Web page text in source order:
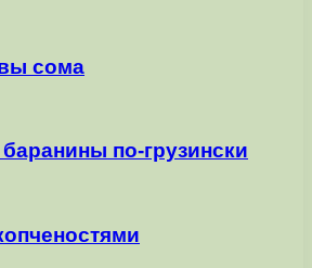
сома
по-грузински